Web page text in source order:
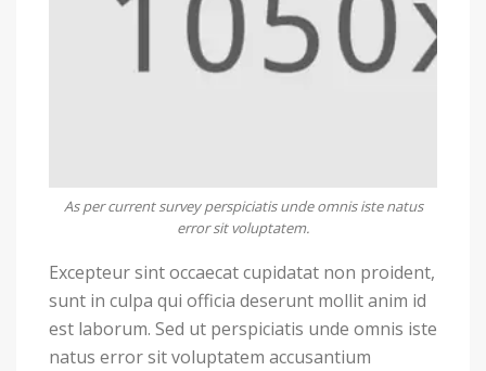
As per current survey perspiciatis unde omnis iste natus
error sit voluptatem.
Excepteur sint occaecat cupidatat non proident,
sunt in culpa qui officia deserunt mollit anim id
est laborum. Sed ut perspiciatis unde omnis iste
natus error sit voluptatem accusantium